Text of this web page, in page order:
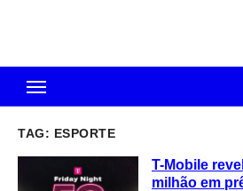
TAG: ESPORTE
T-Mobile
milhão em